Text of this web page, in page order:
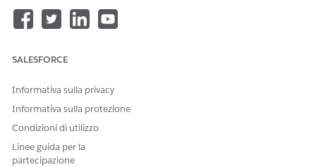
SALESFORCE
Informativa sulla privacy
Informativa sulla protezione
Condizioni di utilizzo
Linee guida per la
partecipazione